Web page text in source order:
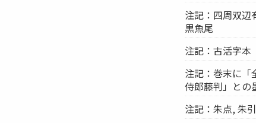
注記：四周双
黒魚尾
注記：古活字本
注記：巻末に「
侍郎藤判」との
注記：朱点, 朱